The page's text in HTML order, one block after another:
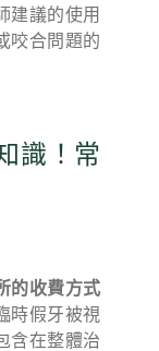
建議的使用
咬合問題的
識！常
的收費方式
時假牙被視
含在整體治